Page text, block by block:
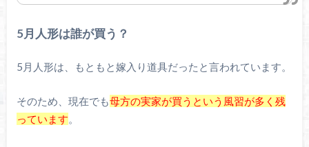
5月人形は誰が買う？
5月人形は、もともと嫁入り道具だったと言われています。
そのため、現在でも母方の実家が買うという風習が多く残
っています。